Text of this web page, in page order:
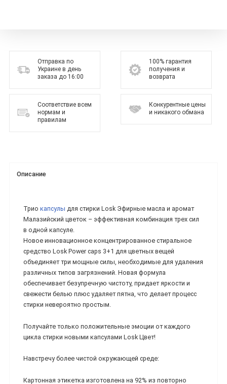
Отправка по
Украине в день
заказа до 16:00
Соответствие всем
нормам и
правилам
100% гарантия
получения и
возврата
Конкурентные цены
и никакого обмана
Описание
Трио капсулы для стирки Losk Эфирные масла и аромат
Малазийский цветок – эффективная комбинация трех сил
в одной капсуле.
Новое инновационное концентрированное стиральное
средство Losk Power caps 3+1 для цветных вещей
объединяет три мощные силы, необходимые для удаления
различных типов загрязнений. Новая формула
обеспечивает безупречную чистоту, придает яркости и
свежести белью плюс удаляет пятна, что делает процесс
стирки невероятно простым.
Получайте только положительные эмоции от каждого
цикла стирки новыми капсулами Losk Цвет!
Навстречу более чистой окружающей среде:
Картонная этикетка изготовлена ​​на 92% из повторно